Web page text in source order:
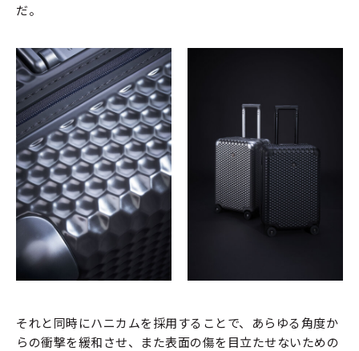
だ。
それと同時にハニカムを採用することで、あらゆる角度か
らの衝撃を緩和させ、また表面の傷を目立たせないための